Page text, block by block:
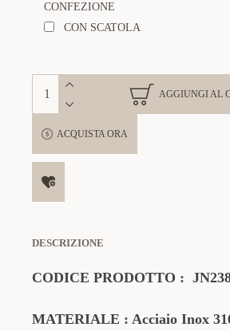
CONFEZIONE
CON SCATOLA
AGGIUNGI AL
ACQUISTA ORA
DESCRIZIONE
CODICE PRODOTTO :
MATERIALE : Acciaio Inox